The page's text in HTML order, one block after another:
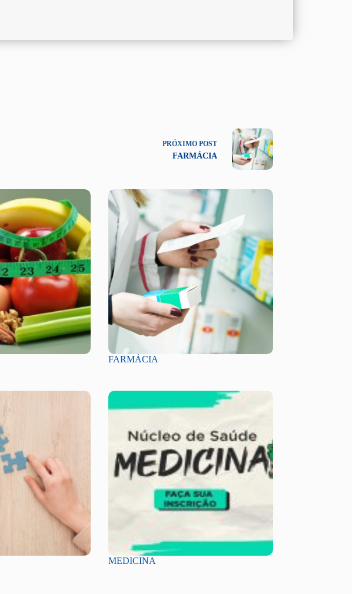
PRÓXIMO POST
FARMÁCIA
FARMÁCIA
MEDICINA